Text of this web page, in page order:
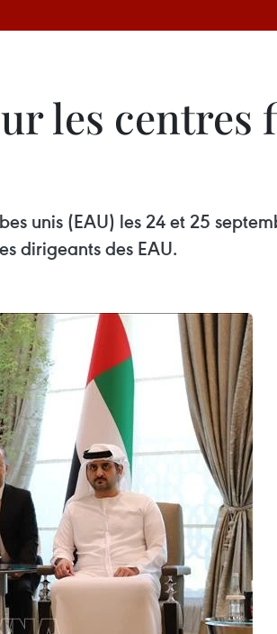
les centres
unis (EAU) les 24 et 25
dirigeants des EAU.